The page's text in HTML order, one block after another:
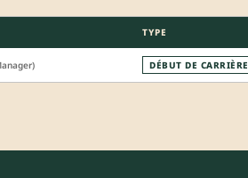
TYPE
DÉBUT DE CARRIÈRE